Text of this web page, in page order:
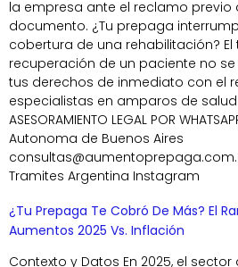
la empresa ante el reclamo
documento. ¿Tu prepaga
cobertura de una rehabilitación?
recuperación de un paciente no
tus derechos de inmediato con el
especialistas en amparos de salud.
ASESORAMIENTO LEGAL POR
Autonoma de Buenos Aires
Tramites Argentina Instagram
¿Tu Prepaga Te Cobró De Más? El
Aumentos 2025 Vs. Inflación
Contexto y Datos En 2025, el